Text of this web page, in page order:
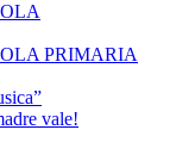
PRIMARIA
vale!